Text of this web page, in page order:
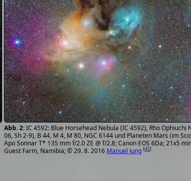
IC 4592: Blue Horsehead Nebula (IC 4592), Rho Ophiuchi
06, Sh 2-9), B 44, M 4, M 80, NGC 6144 und Planeten Mars (im
Apo Sonnar T* 135 mm f/2.0 ZE @ f/2.8; Canon EOS 6Da; 21x5
Guest Farm, Namibia; © 29. 8. 2016 Manuel Jung [45]